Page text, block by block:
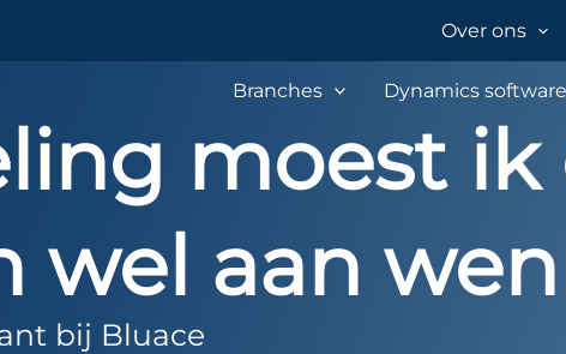
Over ons
Branches Dynamics
moest
wel aan
bij Bluace